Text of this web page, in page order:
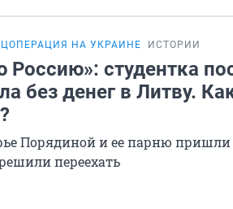
НА УКРАИНЕ ИСТОРИИ
студентка
без денег в Литву.
Порядиной и ее парню пришли
переехать